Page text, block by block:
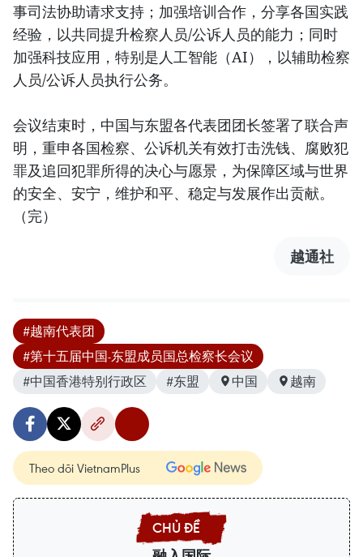
事司法协助请求支持；加强培训合作，分享各国实践
经验，以共同提升检察人员/公诉人员的能力；同时
加强科技应用，特别是人工智能（AI），以辅助检察
人员/公诉人员执行公务。
会议结束时，中国与东盟各代表团团长签署了联合声
明，重申各国检察、公诉机关有效打击洗钱、腐败犯
罪及追回犯罪所得的决心与愿景，为保障区域与世界
的安全、安宁，维护和平、稳定与发展作出贡献。
（完）
越通社
#越南代表团
#第十五届中国-东盟成员国总检察长会议
#中国香港特别行政区
#东盟 中国 越南
Theo dõi VietnamPlus